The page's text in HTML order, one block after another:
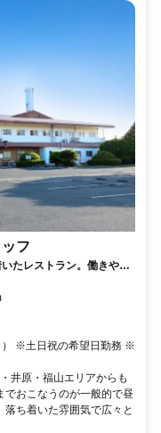
フ
たレストラン。働きやす
） ※土日祝の希望日勤務 ※
井原・福山エリアからも
おこなうのが一般的で昼
ち着いた雰囲気で広々と